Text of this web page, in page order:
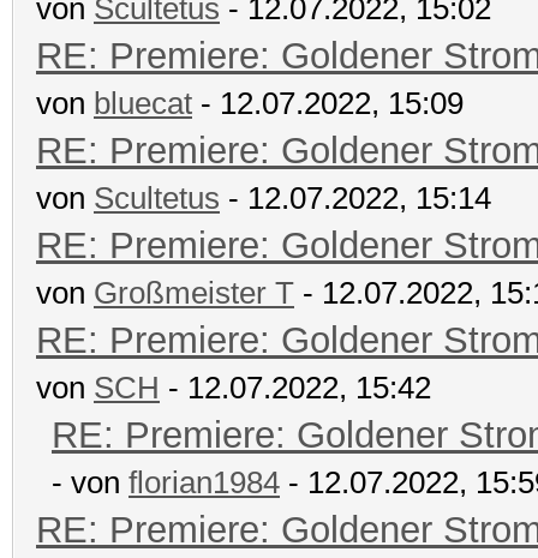
von Scultetus - 12.07.2022, 15:02
RE: Premiere: Goldener
von bluecat - 12.07.2022, 15:09
RE: Premiere: Goldener
von Scultetus - 12.07.2022, 15:14
RE: Premiere: Goldener
von Großmeister T - 12.07.2022,
RE: Premiere: Goldener
von SCH - 12.07.2022, 15:42
RE: Premiere: Goldener
- von florian1984 - 12.07.2022,
RE: Premiere: Goldener